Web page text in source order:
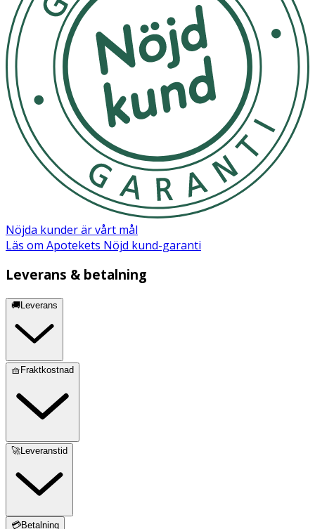
Nöjda kunder är vårt mål
Läs om Apotekets Nöjd kund-garanti
Leverans & betalning
🚚Leverans
🧺Fraktkostnad
🚀Leveranstid
💳Betalning